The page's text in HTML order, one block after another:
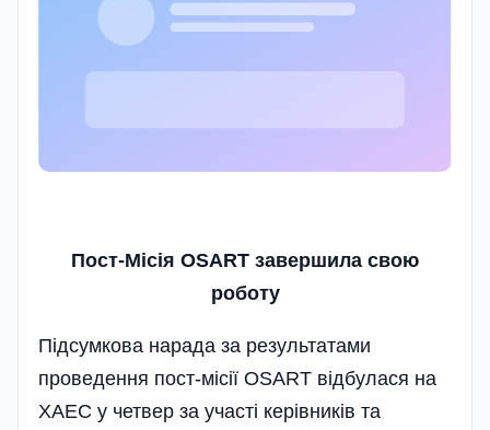
Пост-Місія OSART завершила свою
роботу
Підсумкова нарада за результатами
проведення пост-місії OSART відбулася на
ХАЕС у четвер за участі керівників та